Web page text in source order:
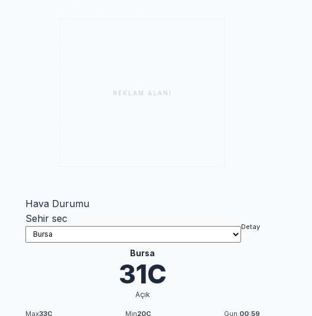
REKLAM ALANI
Hava Durumu
Sehir sec
Detay
Bursa
31C
Açık
Max33C Min20C Gun.00:59